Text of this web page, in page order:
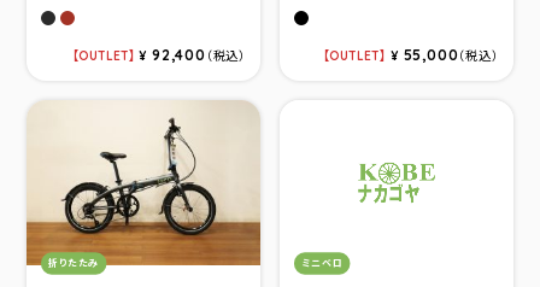
サテンブラック／ブラック
クリムゾン／ガンメタル
OUTLET ¥ 92,400 （税込）
マットブラック
OUTLET ¥ 55,000（税込）
カテゴリ：
折りたたみ カテゴリ：
ミニベロ